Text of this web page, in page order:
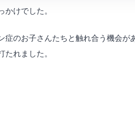
けでした。
のお子さんたちと触れ合う機会が
れました。